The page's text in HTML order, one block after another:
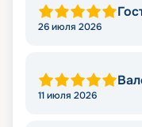
26 июля 2026
11 июля 2026